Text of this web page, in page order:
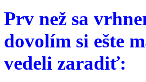
Prv než sa
dovolím si ešte
vedeli zaradiť: